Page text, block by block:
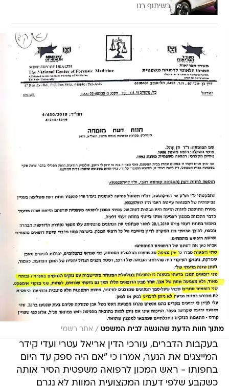
בשיתוף רנו
מתוך חוות הדעת שהוגשה לבית המשפט / אתר רשמי
בעקבות הדברים, עורכי הדין אריאל עטרי ועדי קידר
המייצגים את הנער, אמרו כי "אם היה ספק עד היום
בחפותו - ראש המכון לרפואה משפטית הסיר אותה
כשקבע שלפי דעתו המקצועית המוות לא נגרם